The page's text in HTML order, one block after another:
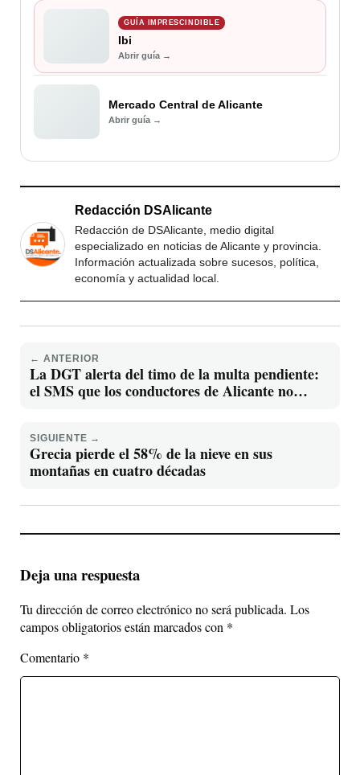
GUÍA IMPRESCINDIBLE
Ibi
Abrir guía →
Mercado Central de Alicante
Abrir guía →
Redacción DSAlicante
Redacción de DSAlicante, medio digital
especializado en noticias de Alicante y provincia.
Información actualizada sobre sucesos, política,
economía y actualidad local.
← ANTERIOR
La DGT alerta del timo de la multa pendiente:
el SMS que los conductores de Alicante no
SIGUIENTE →
Grecia pierde el 58% de la nieve en sus
montañas en cuatro décadas
Deja una respuesta
Tu dirección de correo electrónico no será publicada. Los
campos obligatorios están marcados con *
Comentario *